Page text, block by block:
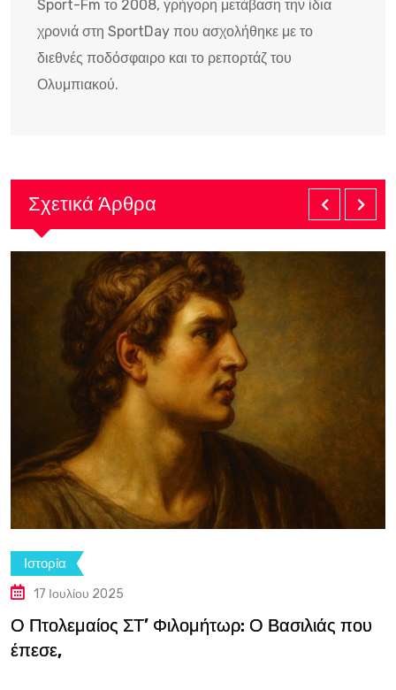
Sport-Fm το 2008, γρήγορη μετάβαση την ίδια
χρονιά στη SportDay που ασχολήθηκε με το
διεθνές ποδόσφαιρο και το ρεπορτάζ του
Ολυμπιακού.
Σχετικά Άρθρα
Ιστορία
17 Ιουλίου 2025
Ο Πτολεμαίος ΣΤ’ Φιλομήτωρ: Ο Βασιλιάς που
έπεσε,